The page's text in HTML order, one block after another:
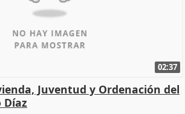
02:37
Juventud y Ordenación del
Díaz